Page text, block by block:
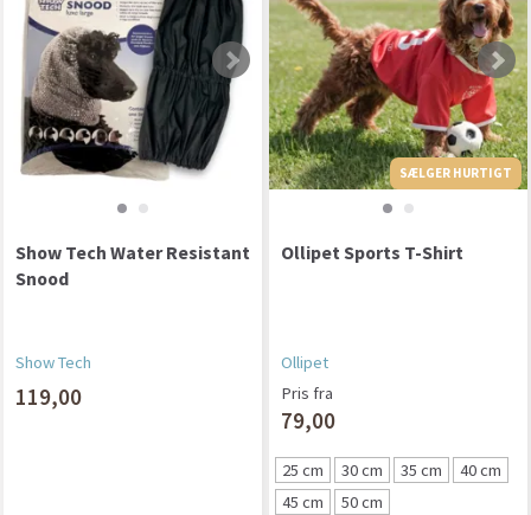
Show Tech Water Resistant
Snood
Show Tech
119,00
SÆLGER HURTIGT
Ollipet Sports T-Shirt
Ollipet
Pris fra
79,00
25 cm 30 cm 35 cm
40 cm
45 cm
50 cm